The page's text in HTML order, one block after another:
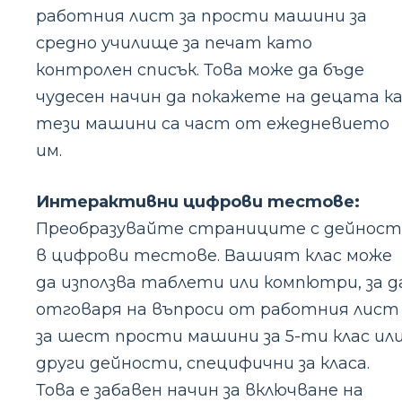
работния лист за прости машини за
средно училище за печат като
контролен списък. Това може да бъде
чудесен начин да покажете на децата
тези машини са част от ежедневието
им.
Интерактивни цифрови тестове:
Преобразувайте страниците с
в цифрови тестове. Вашият клас може
да използва таблети или компютри, за
отговаря на въпроси от работния лист
за шест прости машини за 5-ти клас
други дейности, специфични за класа.
Това е забавен начин за включване на